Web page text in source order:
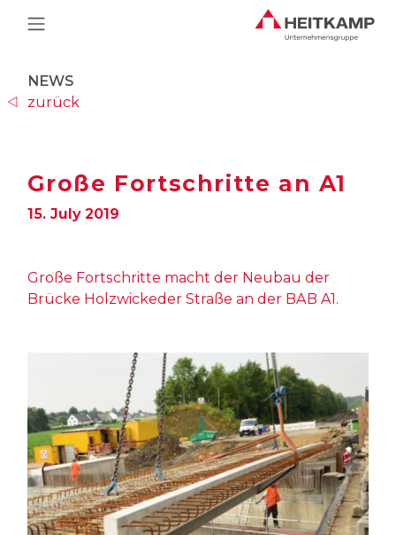
Main Navigation
NEWS
zurück
Große Fortschritte an A1
15. July 2019
Große Fortschritte macht der Neubau der
Brücke Holzwickeder Straße an der BAB A1.